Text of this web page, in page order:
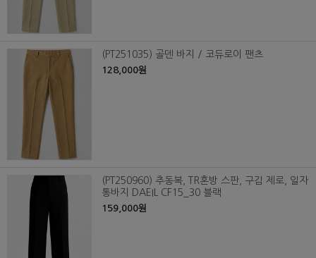
(PT251035) 골덴 바지 / 코듀로이 팬츠
128,000원
(PT250960) 추동복, TR혼방 스판, 구김 제로, 일자
통바지 DAEIL CF15_30 블랙
159,000원